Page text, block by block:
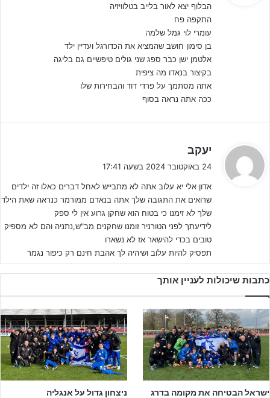
ב
:
הבלוף יצא לאור בלייב בטלוויזיה
התקפה פח
עומרי לוי גמל שלמה
בן סימון חושב שהמציא את הכדורגל ועדיין ילד
אלטמן ישן כבר ספג שני גולים טיפשיים גם בליגה
בקיצור בנאדו מה ציפית
אתה מסתמך על פרדי דוד והבחירות שלו
ככה אתה נראה בסוף
יעקב
ב
:
24 באוקטובר 2024 בשעה 17:41
אדון אלי יא עלוב אתה לא מתבייש לאחל דברים כאלו זה ילדים
שרואים את התגובה שלך אתה בנאדם ממורמר כנראה שאת הילד
שלך לא זימנו כי בטוח הוא שחקן גרוע אין לי ספק
לידיעתך לפני הטורניר זומנו שחקנים מב"ש,נתניה והם לא מספיק
טובים בכדי להישאר אז לא נשארו
תפסיק להיות עלוב ושיהיה לך אהבת חינם רק כיפור נגמר
כתבות שיכולות לעניין אותך
ישראל הבטיחה את מקומה בדרג
ניצחון גדול על אנגליה